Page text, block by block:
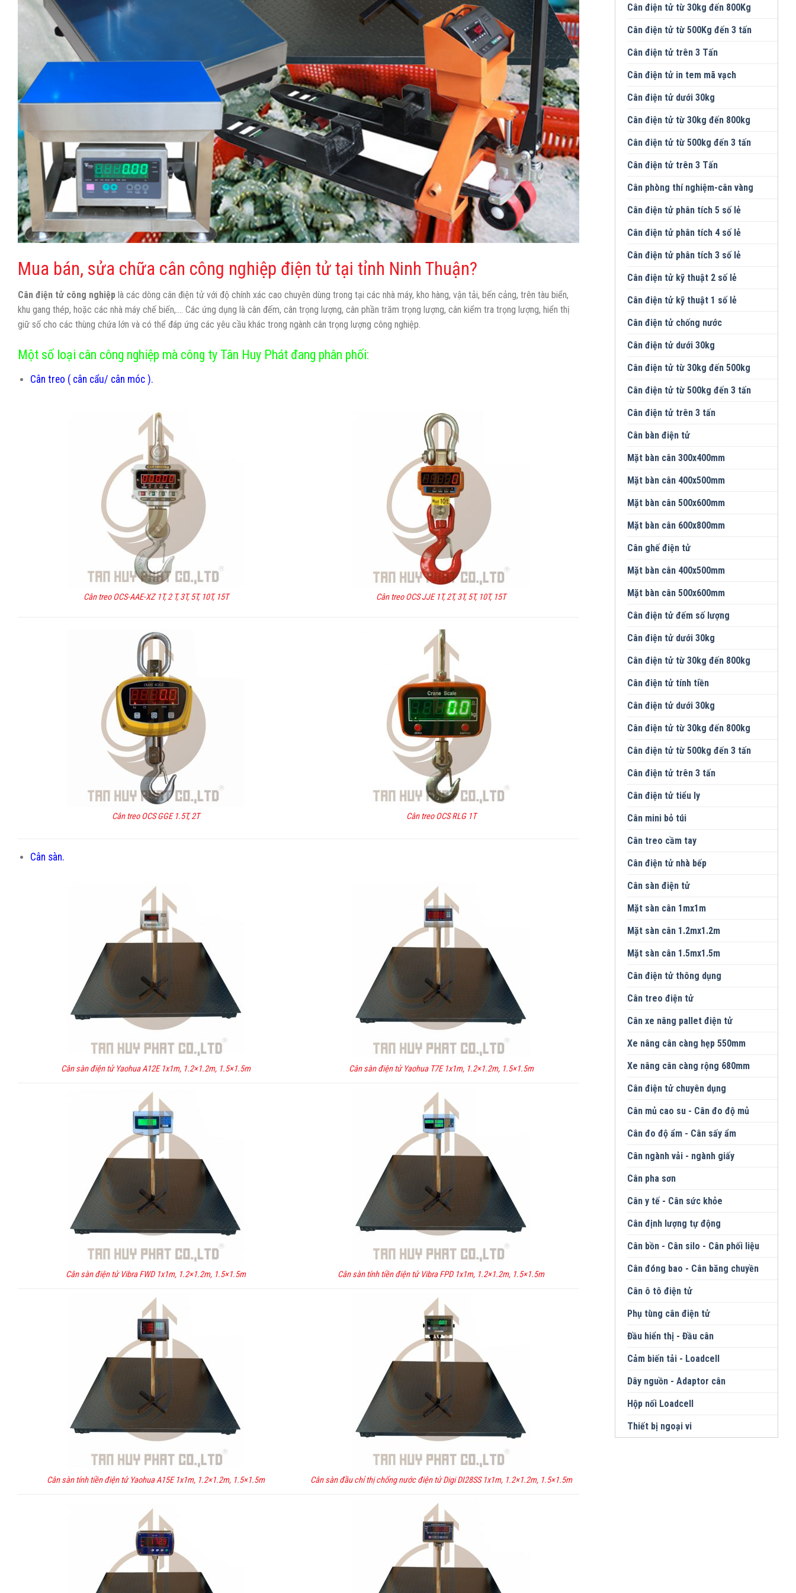
Mua bán, sửa chữa cân công nghiệp điện tử tại tỉnh Ninh Thuận?
Cân điện tử công nghiệp là các dòng cân điện tử với độ chính xác cao chuyên dùng trong tại các nhà máy, kho hàng, vận tải, bến cảng, trên tàu biển,
khu gang thép, hoặc các nhà máy chế biến,…. Các ứng dụng là cân đếm, cân trọng lượng, cân phần trăm trọng lượng, cân kiểm tra trọng lượng, hiển thị
giữ số cho các thùng chứa lớn và có thể đáp ứng các yêu cầu khác trong ngành cân trọng lượng công nghiệp.
Một số loại cân công nghiệp mà công ty Tân Huy Phát đang phân phối:
Cân treo ( cân cẩu/ cân móc ).
Cân treo OCS-AAE-XZ 1T, 2 T, 3T, 5T, 10T, 15T Cân treo OCS JJE 1T, 2T, 3T, 5T, 10T, 15T
Cân treo OCS GGE 1.5T, 2T Cân treo OCS RLG 1T
Cân sàn.
Cân sàn điện tử Yaohua A12E 1x1m, 1.2×1.2m, 1.5×1.5m Cân sàn điện tử Yaohua T7E 1x1m, 1.2×1.2m, 1.5×1.5m
Cân sàn điện tử Vibra FWD 1x1m, 1.2×1.2m, 1.5×1.5m Cân sàn tính tiền điện tử Vibra FPD 1x1m, 1.2×1.2m, 1.5×1.5m
Cân sàn tính tiền điện tử Yaohua A15E 1x1m, 1.2×1.2m, 1.5×1.5m Cân sàn đầu chỉ thị chống nước điện tử Digi DI28SS 1x1m, 1.2×1.2m, 1.5×1.5m
Cân điện tử từ 30kg đến 800Kg
Cân điện tử từ 500Kg đến 3 tấn
Cân điện tử trên 3 Tấn
Cân điện tử in tem mã vạch
Cân điện tử dưới 30kg
Cân điện tử từ 30kg đến 800kg
Cân điện tử từ 500kg đến 3 tấn
Cân điện tử trên 3 Tấn
Cân phòng thí nghiệm-cân vàng
Cân điện tử phân tích 5 số lẻ
Cân điện tử phân tích 4 số lẻ
Cân điện tử phân tích 3 số lẻ
Cân điện tử kỹ thuật 2 số lẻ
Cân điện tử kỹ thuật 1 số lẻ
Cân điện tử chống nước
Cân điện tử dưới 30kg
Cân điện tử từ 30kg đến 500kg
Cân điện tử từ 500kg đến 3 tấn
Cân điện tử trên 3 tấn
Cân bàn điện tử
Mặt bàn cân 300x400mm
Mặt bàn cân 400x500mm
Mặt bàn cân 500x600mm
Mặt bàn cân 600x800mm
Cân ghế điện tử
Mặt bàn cân 400x500mm
Mặt bàn cân 500x600mm
Cân điện tử đếm số lượng
Cân điện tử dưới 30kg
Cân điện tử từ 30kg đến 800kg
Cân điện tử tính tiền
Cân điện tử dưới 30kg
Cân điện tử từ 30kg đến 800kg
Cân điện tử từ 500kg đến 3 tấn
Cân điện tử trên 3 tấn
Cân điện tử tiểu ly
Cân mini bỏ túi
Cân treo cầm tay
Cân điện tử nhà bếp
Cân sàn điện tử
Mặt sàn cân 1mx1m
Mặt sàn cân 1.2mx1.2m
Mặt sàn cân 1.5mx1.5m
Cân điện tử thông dụng
Cân treo điện tử
Cân xe nâng pallet điện tử
Xe nâng cân càng hẹp 550mm
Xe nâng cân càng rộng 680mm
Cân điện tử chuyên dụng
Cân mủ cao su - Cân đo độ mủ
Cân đo độ ẩm - Cân sấy ẩm
Cân ngành vải - ngành giấy
Cân pha sơn
Cân y tế - Cân sức khỏe
Cân định lượng tự động
Cân bồn - Cân silo - Cân phối liệu
Cân đóng bao - Cân băng chuyền
Cân ô tô điện tử
Phụ tùng cân điện tử
Đầu hiển thị - Đầu cân
Cảm biến tải - Loadcell
Dây nguồn - Adaptor cân
Hộp nối Loadcell
Thiết bị ngoại vi